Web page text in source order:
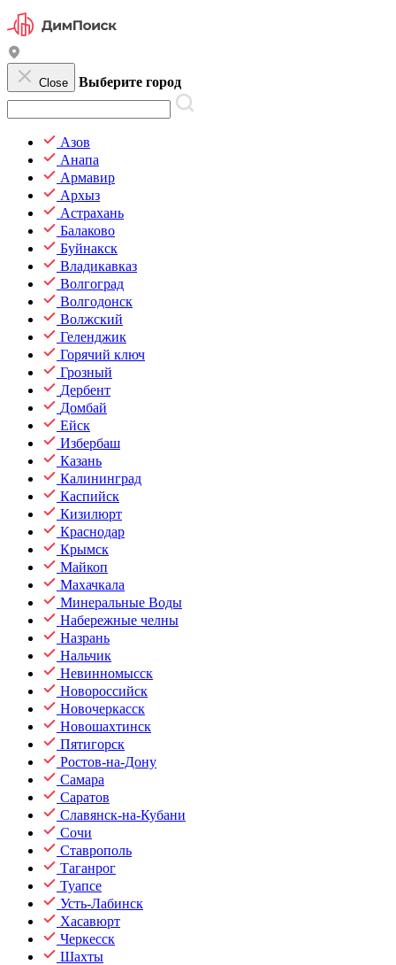
Close Выберите город
Азов
Анапа
Армавир
Архыз
Астрахань
Балаково
Буйнакск
Владикавказ
Волгоград
Волгодонск
Волжский
Геленджик
Горячий ключ
Грозный
Дербент
Домбай
Ейск
Избербаш
Казань
Калининград
Каспийск
Кизилюрт
Краснодар
Крымск
Майкоп
Махачкала
Минеральные Воды
Набережные челны
Назрань
Нальчик
Невинномысск
Новороссийск
Новочеркасск
Новошахтинск
Пятигорск
Ростов-на-Дону
Самара
Саратов
Славянск-на-Кубани
Сочи
Ставрополь
Таганрог
Туапсе
Усть-Лабинск
Хасавюрт
Черкесск
Шахты